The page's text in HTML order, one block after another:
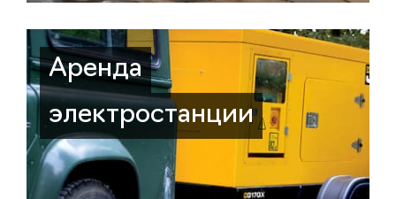
Аренда
электростанции